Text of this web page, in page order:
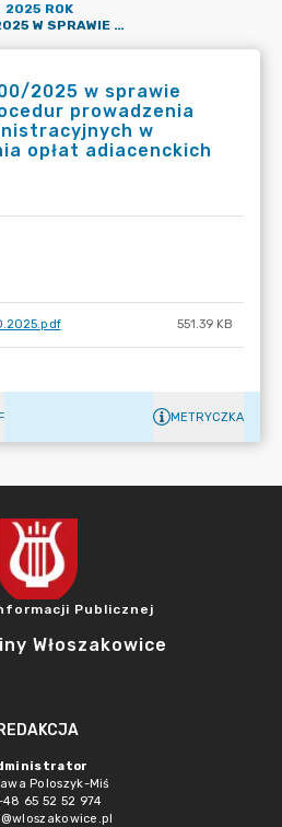
2025 ROK
ZARZĄDZENIE NR 100/2025 W SPRAWIE WPROWADZENIA PROCEDUR PROWADZENIA POSTĘPOWAŃ ADMINISTRACYJNYCH W SPRAWACH USTALANIA OPŁAT ADIACENCKICH
2025 w sprawie
prowadzenia
w
opłat adiacenckich
551.39 KB
METRYCZKA
Publicznej
Włoszakowice
Poloszyk-Miś
65 52 52 974